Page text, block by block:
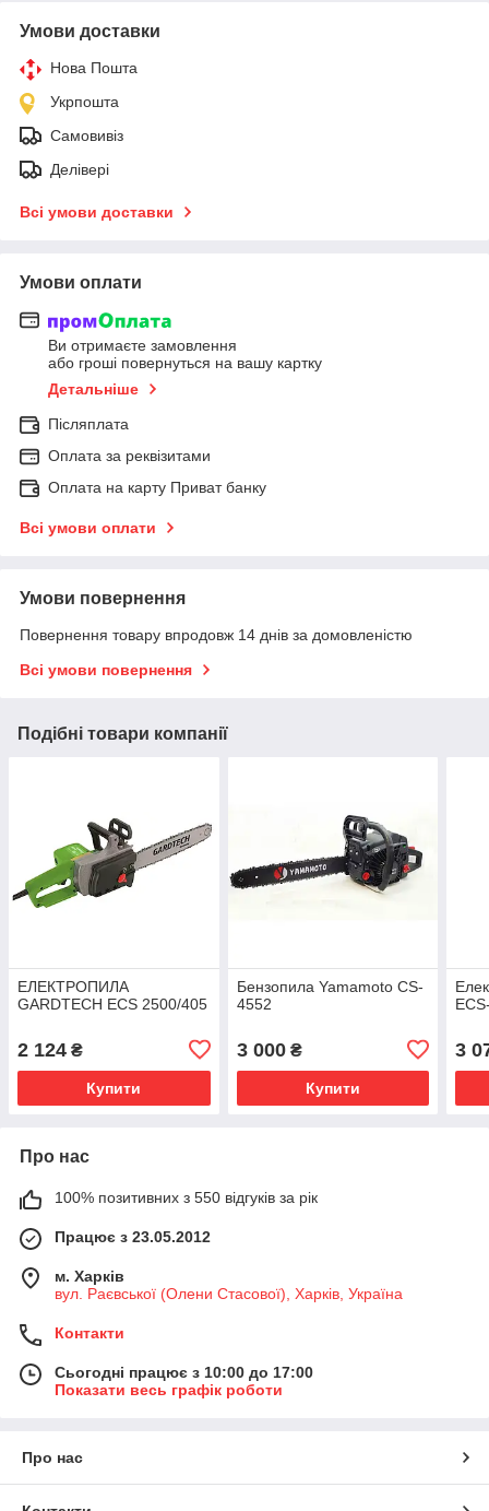
Умови доставки
Нова Пошта
Укрпошта
Самовивіз
Делівері
Всі умови доставки
Умови оплати
Ви отримаєте замовлення
або гроші повернуться на вашу картку
Детальніше
Післяплата
Оплата за реквізитами
Оплата на карту Приват банку
Всі умови оплати
Умови повернення
Повернення товару впродовж 14 днів за домовленістю
Всі умови повернення
Подібні товари компанії
ЕЛЕКТРОПИЛА
GARDTECH ECS 2500/405
2 124 ₴
Купити
Бензопила Yamamoto CS-
4552
3 000₴
Купити
3
Про нас
100% позитивних з 550 відгуків за рік
Працює з 23.05.2012
м. Харків
вул. Раєвської (Олени Стасової), Харків, Україна
Контакти
Сьогодні працює з 10:00 до 17:00
Показати весь графік роботи
Про нас